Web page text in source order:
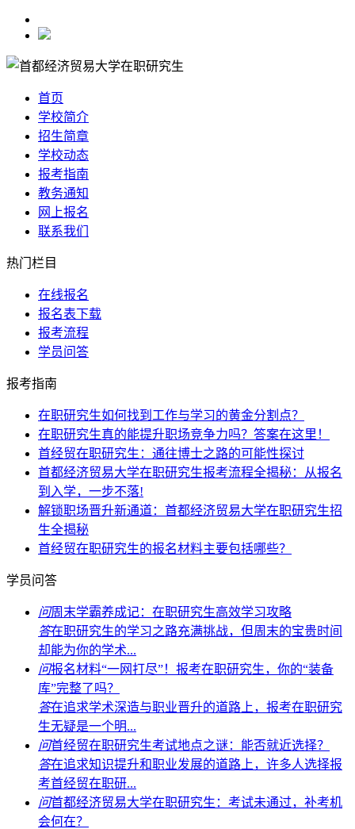
首页
学校简介
招生简章
学校动态
报考指南
教务通知
网上报名
联系我们
热门栏目
在线报名
报名表下载
报考流程
学员问答
报考指南
在职研究生如何找到工作与学习的黄金分割点？
在职研究生真的能提升职场竞争力吗？答案在这里！
首经贸在职研究生：通往博士之路的可能性探讨
首都经济贸易大学在职研究生报考流程全揭秘：从报名
到入学，一步不落!
解锁职场晋升新通道：首都经济贸易大学在职研究生招
生全揭秘
首经贸在职研究生的报名材料主要包括哪些？
学员问答
问周末学霸养成记：在职研究生高效学习攻略
答在职研究生的学习之路充满挑战，但周末的宝贵时间
却能为你的学术...
问报名材料“一网打尽”！报考在职研究生，你的“装备
库”完整了吗？
答在追求学术深造与职业晋升的道路上，报考在职研究
生无疑是一个明...
问首经贸在职研究生考试地点之谜：能否就近选择？
答在追求知识提升和职业发展的道路上，许多人选择报
考首经贸在职研...
问首都经济贸易大学在职研究生：考试未通过，补考机
会何在？